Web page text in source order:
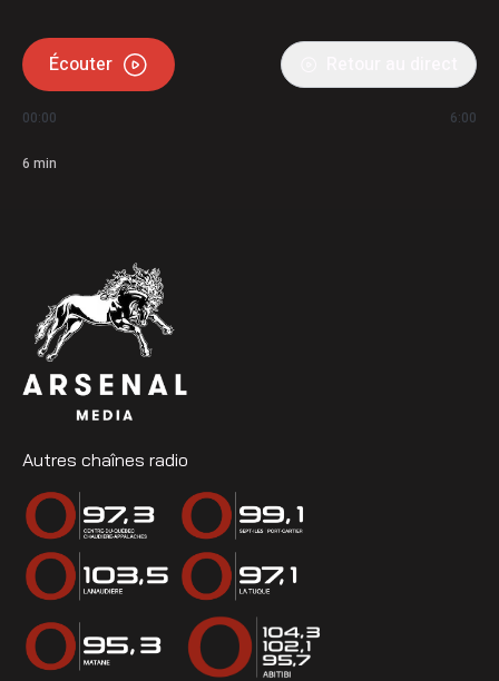
Écouter
00:00 6:00
6 min
Autres chaînes radio